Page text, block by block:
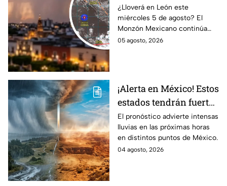
miércoles? Esto dice el
pronóstico para este 5
de agosto
¿Lloverá en León este
miércoles 5 de agosto? El
Monzón Mexicano continúa
afectando a varios estados del
05 agosto, 2026
¡Alerta en México! Estos
estados tendrán fuertes
precipitaciones;
¿afectará a Guanajuato?
El pronóstico advierte intensas
lluvias en las próximas horas
en distintos puntos de México.
04 agosto, 2026